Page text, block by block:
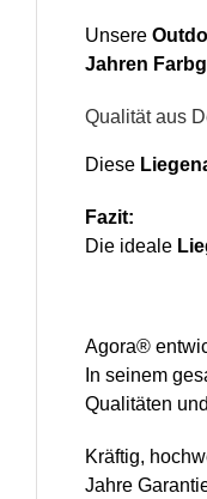
Unsere
Jahren
Qualität aus
Diese
Fazit:
Die ideale
Agora®
In seinem
Qualitäten
Kräftig,
Jahre